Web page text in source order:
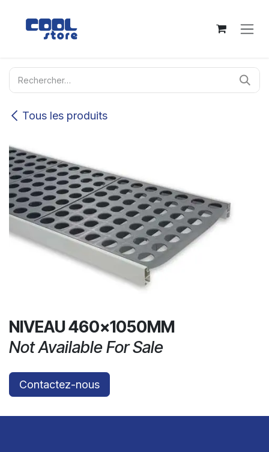
Tous les produits
NIVEAU 460x1050MM
Not Available For Sale
Contactez-nous